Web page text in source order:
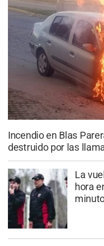
Incendio en Blas
destruido por las
La
hora